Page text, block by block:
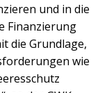
und in die
Finanzierung
die Grundlage,
wie